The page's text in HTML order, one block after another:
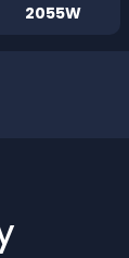
2055W